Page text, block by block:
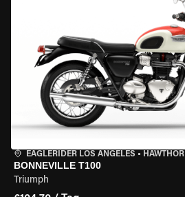
EAGLERIDER LOS ANGELES •
BONNEVILLE T100
Triumph